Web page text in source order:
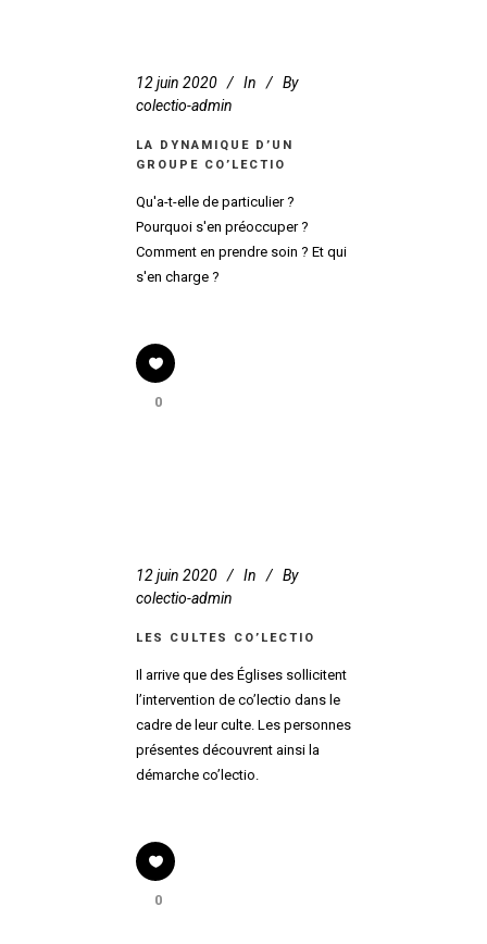
12 juin 2020 In
By
colectio-admin
LA DYNAMIQUE D’UN
GROUPE CO’LECTIO
Qu'a-t-elle de particulier ?
Pourquoi s'en préoccuper ?
Comment en prendre soin ? Et qui
s'en charge ?
0
12 juin 2020 In
By
colectio-admin
LES CULTES CO’LECTIO
Il arrive que des Églises sollicitent
l’intervention de co’lectio dans le
cadre de leur culte. Les personnes
présentes découvrent ainsi la
démarche co’lectio.
0